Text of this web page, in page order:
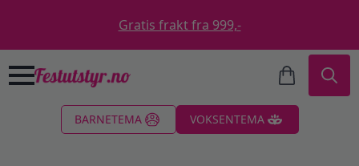
Gratis frakt fra 999,-
BARNETEMA VOKSENTEMA